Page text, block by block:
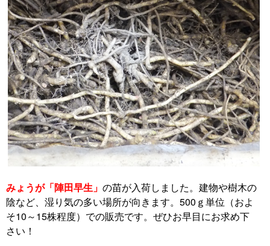
みょうが「陣田早生」 の苗が入荷しました。建物や樹木の
陰など、湿り気の多い場所が向きます。500ｇ単位（およ
そ10～15株程度）での販売です。ぜひお早目にお求め下
さい！